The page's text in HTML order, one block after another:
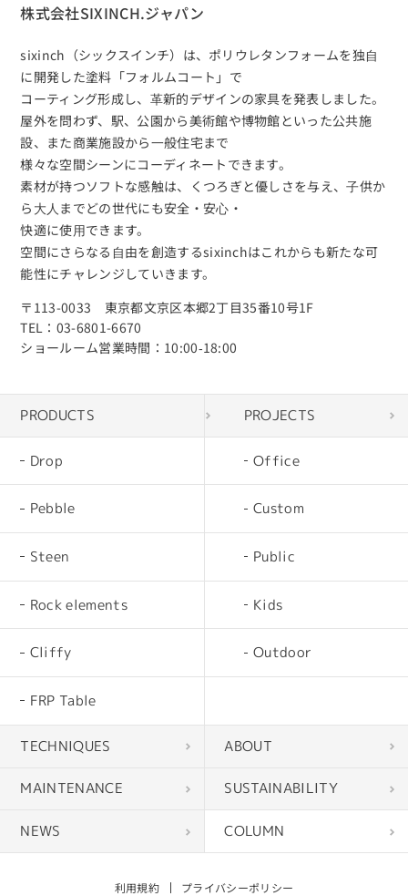
株式会社SIXINCH.ジャパン
sixinch（シックスインチ）は、 ポリウレタンフォームを独⾃
に開発した塗料「フォルムコート」で
コーティング形成し、⾰新的デザインの家具を発表しました。
屋外を問わず、駅、公園から美術館や博物館といった公共施
設、また商業施設から⼀般住宅まで
様々な空間シーンにコーディネートできます。
素材が持つソフトな感触は、くつろぎと優しさを与え、⼦供か
ら⼤⼈までどの世代にも安全・安⼼・
快適に使⽤できます。
空間にさらなる⾃由を創造するsixinchはこれからも新たな可
能性にチャレンジしていきます。
〒113-0033 東京都文京区本郷2丁目35番10号1F
TEL：03-6801-6670
ショールーム営業時間：10:00‐18:00
PRODUCTS
Drop
Pebble
Steen
Rock elements
Cliffy
FRP Table
PROJECTS
Office
Custom
Public
Kids
Outdoor
TECHNIQUES ABOUT
MAINTENANCE SUSTAINABILITY
NEWS COLUMN
利用規約 プライバシーポリシー